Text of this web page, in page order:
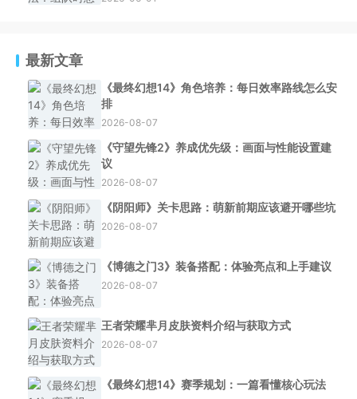
最新文章
《最终幻想14》角色培养：每日效率路线怎么安
排
2026-08-07
《守望先锋2》养成优先级：画面与性能设置建
议
2026-08-07
《阴阳师》关卡思路：萌新前期应该避开哪些坑
2026-08-07
《博德之门3》装备搭配：体验亮点和上手建议
2026-08-07
王者荣耀芈月皮肤资料介绍与获取方式
2026-08-07
《最终幻想14》赛季规划：一篇看懂核心玩法